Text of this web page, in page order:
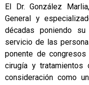
El Dr. González
General y
décadas poniendo
servicio de las
ponente de congresos
cirugía y tratamientos
consideración como